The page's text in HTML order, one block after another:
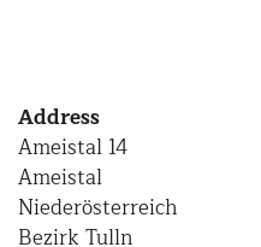
Address
Ameistal 14
Ameistal
Niederösterreich
Bezirk Tulln